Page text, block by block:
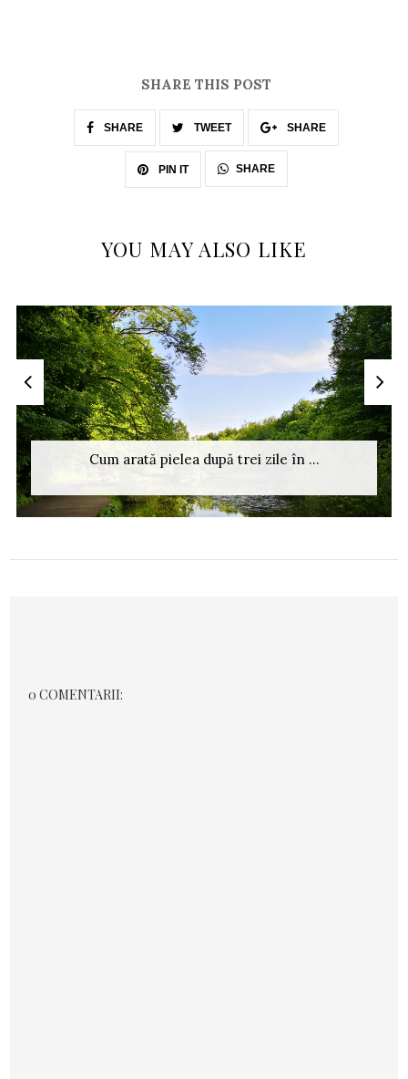
SHARE THIS POST
SHARE TWEET SHARE
PIN IT SHARE
YOU MAY ALSO LIKE
Cum arată pielea după trei zile în ...
0 COMENTARII: